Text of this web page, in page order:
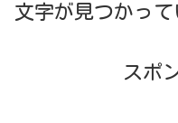
文字が見つかって
スポ